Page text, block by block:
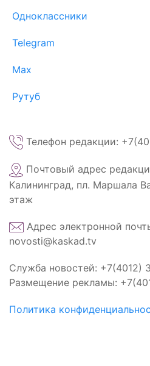
Одноклассники
Telegram
Max
Рутуб
Телефон редакции:
Почтовый адрес
Калининград, пл. Маршала
этаж
Адрес электронной
novosti@kaskad.tv
Служба новостей: +7(4012)
Размещение рекламы:
Политика